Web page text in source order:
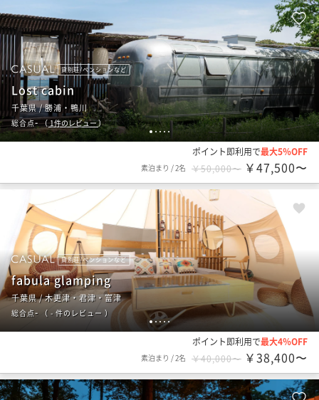
1 2 3 45
貸別荘/ペンションなど
Lost cabin
千葉県 / 勝浦・鴨川
総合点-（1件のレビュー）
ポイント即利用で最大5％OFF
素泊まり /2名 ￥50,000〜 ￥47,500〜
12345
貸別荘/ペンションなど
fabula glamping
千葉県 / 木更津・君津・富津
総合点- （ - 件のレビュー ）
ポイント即利用で最大4％OFF
素泊まり /2名 ￥40,000〜 ￥38,400〜